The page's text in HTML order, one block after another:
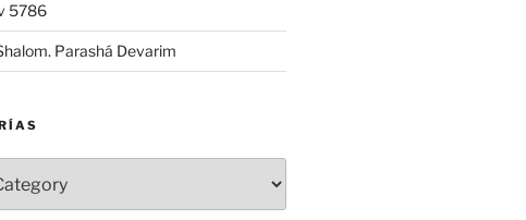
5786
Parashá Devarim